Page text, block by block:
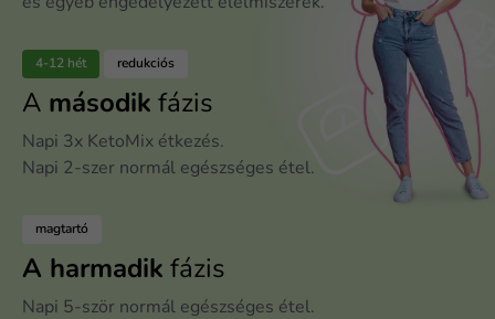
és egyéb engedélyezett élelmiszerek.
4-12 hét redukciós
A második fázis
Napi 3x KetoMix étkezés.
Napi 2-szer normál egészséges étel.
magtartó
A harmadik fázis
Napi 5-ször normál egészséges étel.